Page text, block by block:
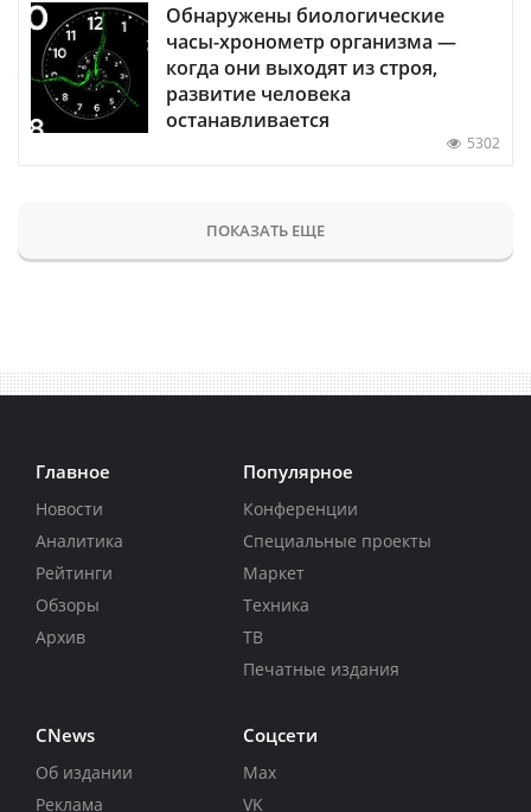
Обнаружены биологические
часы-хронометр организма —
когда они выходят из строя,
развитие человека
останавливается
5302
ПОКАЗАТЬ ЕЩЕ
Главное
Новости
Аналитика
Рейтинги
Обзоры
Архив
Популярное
Конференции
Специальные проекты
Маркет
Техника
ТВ
Печатные издания
CNews
Об издании
Реклама
Соцсети
Max
VK